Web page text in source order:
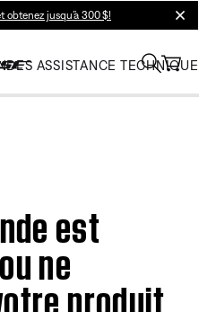
obtenez jusqu’à 300 $!
ASSISTANCE TECHNIQUE
est
ne
produit